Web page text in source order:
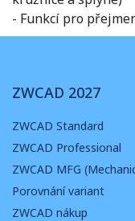
- Funkcí pro
ZWCAD 2027
ZWCAD Standard
ZWCAD Professional
ZWCAD MFG
Porovnání variant
ZWCAD nákup